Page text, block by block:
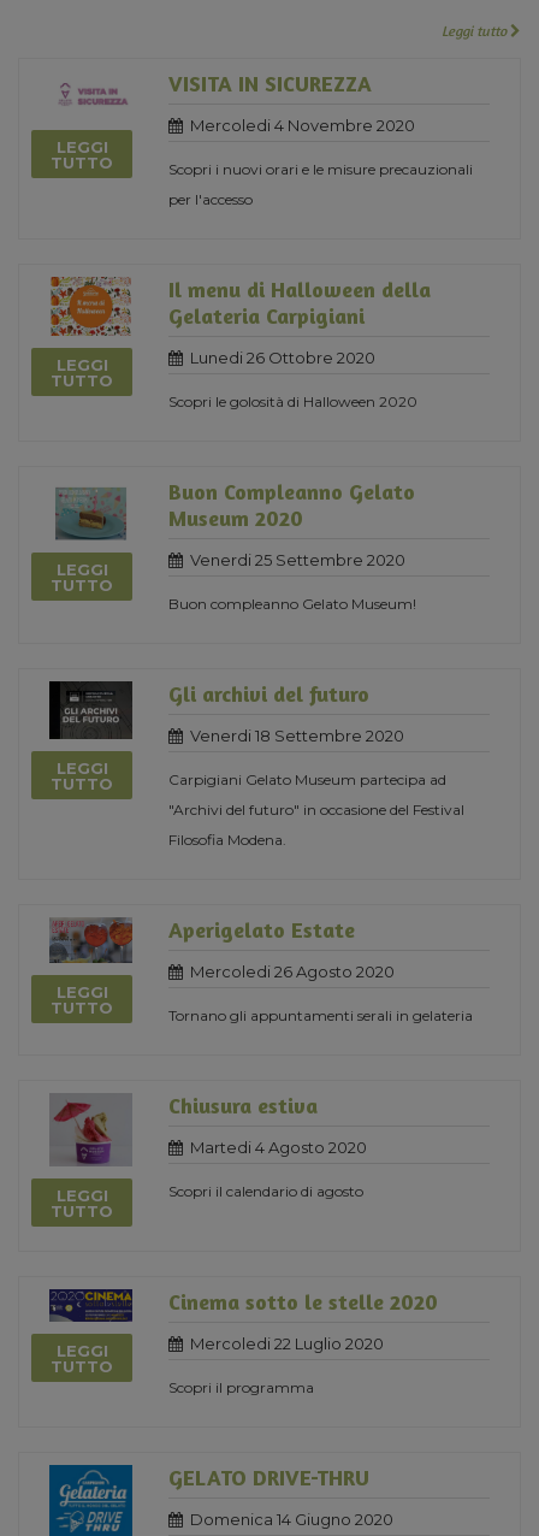
Leggi tutto
LEGGI
TUTTO
VISITA IN SICUREZZA
Mercoledi 4 Novembre 2020
Scopri i nuovi orari e le misure precauzionali
per l'accesso
LEGGI
TUTTO
Il menu di Halloween della
Gelateria Carpigiani
Lunedi 26 Ottobre 2020
Scopri le golosità di Halloween 2020
LEGGI
TUTTO
Buon Compleanno Gelato
Museum 2020
Venerdi 25 Settembre 2020
Buon compleanno Gelato Museum!
LEGGI
TUTTO
Gli archivi del futuro
Venerdi 18 Settembre 2020
Carpigiani Gelato Museum partecipa ad
"Archivi del futuro" in occasione del Festival
Filosofia Modena.
LEGGI
TUTTO
Aperigelato Estate
Mercoledi 26 Agosto 2020
Tornano gli appuntamenti serali in gelateria
LEGGI
TUTTO
Chiusura estiva
Martedi 4 Agosto 2020
Scopri il calendario di agosto
LEGGI
TUTTO
Cinema sotto le stelle 2020
Mercoledi 22 Luglio 2020
Scopri il programma
GELATO DRIVE-THRU
Domenica 14 Giugno 2020